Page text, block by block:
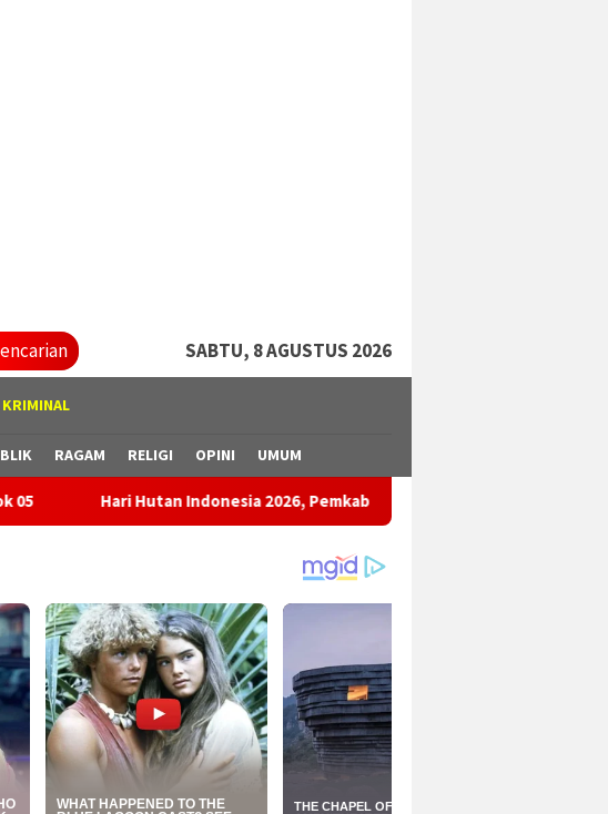
SABTU, 8 AGUSTUS 2026
RAGAM RELIGI OPINI UMUM
Indonesia 2026, Pemkab Sukabumi Ajak Masyarakat Pulihkan Hutan dan